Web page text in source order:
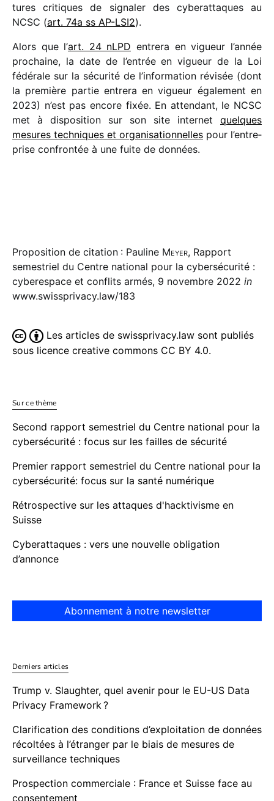
tures critiques de signa­ler des cybe­rat­taques au
NCSC (art. 74a ss AP-LSI2).
Alors que l’art. 24 nLPD entrera en vigueur l’année
prochaine, la date de l’en­trée en vigueur de la Loi
fédé­rale sur la sécu­rité de l’information révi­sée (dont
la première partie entrera en vigueur égale­ment en
2023) n’est pas encore fixée. En atten­dant, le NCSC
met à dispo­si­tion sur son site inter­net quelques
mesures tech­niques et orga­ni­sa­tion­nelles pour l’en­tre­
prise confron­tée à une fuite de données.
Proposition de citation : Pauline Meyer, Rapport
semestriel du Centre national pour la cybersécurité :
cyberespace et conflits armés, 9 novembre 2022 in
www.swissprivacy.law/183
Les articles de swissprivacy.law sont publiés
sous licence creative commons CC BY 4.0.
Sur ce thème
Second rapport semestriel du Centre national pour la
cybersécurité : focus sur les failles de sécurité
Premier rapport semestriel du Centre national pour la
cybersécurité: focus sur la santé numérique
Rétrospective sur les attaques d'hacktivisme en
Suisse
Cyberattaques : vers une nouvelle obligation
d’annonce
Abonnement à notre newsletter
Derniers articles
Trump v. Slaughter, quel avenir pour le EU-US Data
Privacy Framework ?
Clarification des conditions d’exploitation de données
récoltées à l’étranger par le biais de mesures de
surveillance techniques
Prospection commerciale : France et Suisse face au
consentement